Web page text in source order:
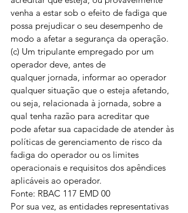
venha a estar sob o efeito de fadiga que
possa prejudicar o seu desempenho de
modo a afetar a segurança da operação.
(c) Um tripulante empregado por um
operador deve, antes de
qualquer jornada, informar ao operador
qualquer situação que o esteja afetando,
ou seja, relacionada à jornada, sobre a
qual tenha razão para acreditar que
pode afetar sua capacidade de atender às
políticas de gerenciamento de risco da
fadiga do operador ou os limites
operacionais e requisitos dos apêndices
aplicáveis ao operador.
Fonte: RBAC 117 EMD 00
Por sua vez, as entidades representativas